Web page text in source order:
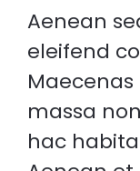
Aenean
eleifend
massa
hac